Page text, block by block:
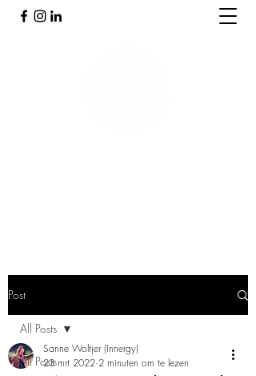
Post
All Posts
All Posts
Sanne Woltjer (Innergy)
23 mrt 2022 2 minuten om te lezen